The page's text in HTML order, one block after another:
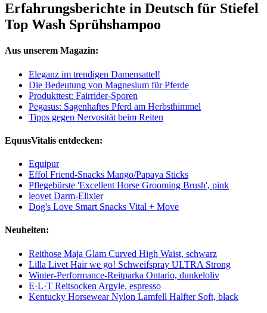
Erfahrungsberichte in Deutsch für Stiefel
Top Wash Sprühshampoo
Aus unserem Magazin:
Eleganz im trendigen Damensattel!
Die Bedeutung von Magnesium für Pferde
Produkttest: Fairrider-Sporen
Pegasus: Sagenhaftes Pferd am Herbsthimmel
Tipps gegen Nervosität beim Reiten
EquusVitalis entdecken:
Equipur
Effol Friend-Snacks Mango/Papaya Sticks
Pflegebürste 'Excellent Horse Grooming Brush', pink
leovet Darm-Elixier
Dog's Love Smart Snacks Vital + Move
Neuheiten:
Reithose Maja Glam Curved High Waist, schwarz
Lilla Livet Hair we go! Schweifspray ULTRA Strong
Winter-Performance-Reitparka Ontario, dunkeloliv
E·L·T Reitsocken Argyle, espresso
Kentucky Horsewear Nylon Lamfell Halfter Soft, black